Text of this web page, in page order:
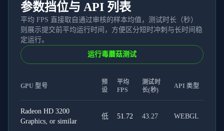
参数挡位与 API 列表
平均 FPS 直接取自通过审核的样本均值，测试时长（秒）
则展示提交前平均运行时间，方便区分短时冲刺与长时间稳
定运行。
运行毒蘑菇测试
GPU 型号
预
设
平均
FPS
测试时
长(秒)
API 类型
Radeon HD 3200
Graphics, or similar
低 51.72 43.27 WEBGL